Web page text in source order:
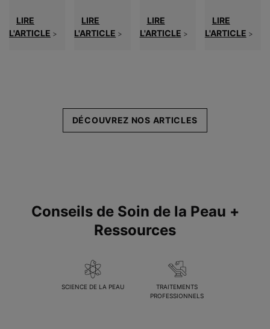
rouge
LIRE
L'ARTICLE >
bleue
LIRE
L'ARTICLE >
large
bande
LIRE
L'ARTICLE >
LIRE
L'ARTICLE >
DÉCOUVREZ NOS ARTICLES
Conseils de Soin de la Peau +
Ressources
SCIENCE DE LA PEAU
TRAITEMENTS
PROFESSIONNELS